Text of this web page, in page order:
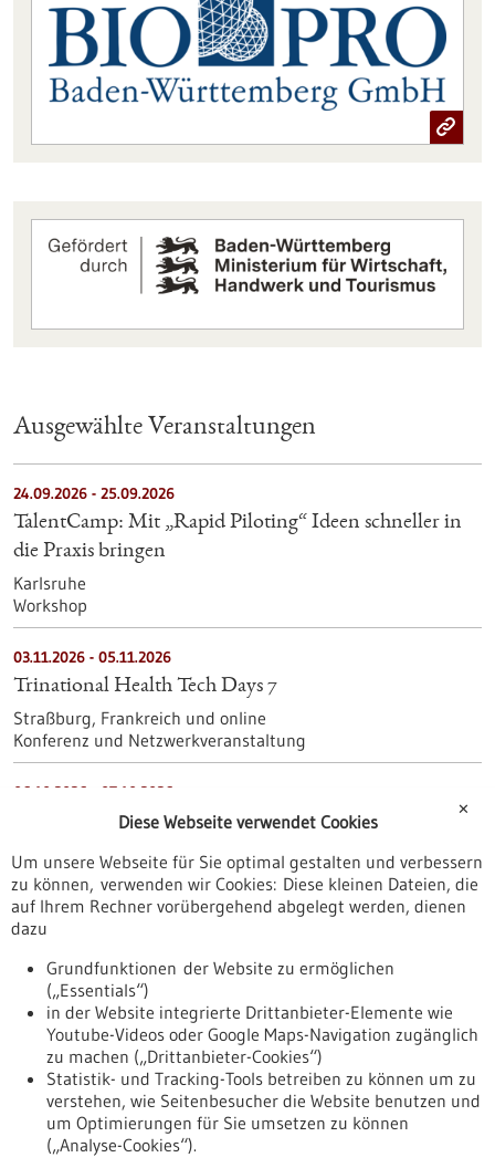
Ausgewählte Veranstaltungen
24.09.2026 - 25.09.2026
TalentCamp: Mit „Rapid Piloting“ Ideen schneller in
die Praxis bringen
Karlsruhe
Workshop
03.11.2026 - 05.11.2026
Trinational Health Tech Days 7
Straßburg, Frankreich und online
Konferenz und Netzwerkveranstaltung
06.10.2026 07.10.2026
Quantum Effects 2026
Stuttgart
Konferenz & Ausstellung
03.09.2026
International NAKO Conference 2026: Forschung
vernetzen, Gesundheit verbessern
München
Kongress/Symposium
Nach oben
✕
Diese Webseite verwendet Cookies
Um unsere Webseite für Sie optimal gestalten und verbessern
zu können, verwenden wir Cookies: Diese kleinen Dateien, die
auf Ihrem Rechner vorübergehend abgelegt werden, dienen
dazu
Grundfunktionen der Website zu ermöglichen
(„Essentials“)
in der Website integrierte Drittanbieter-Elemente wie
Youtube-Videos oder Google Maps-Navigation zugänglich
zu machen („Drittanbieter-Cookies“)
Statistik- und Tracking-Tools betreiben zu können um zu
verstehen, wie Seitenbesucher die Website benutzen und
um Optimierungen für Sie umsetzen zu können
(„Analyse-Cookies“).